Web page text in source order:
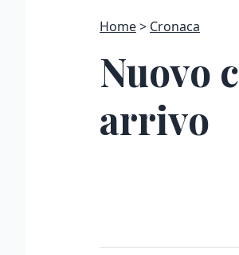
Home Cronaca
Nuovo
arrivo